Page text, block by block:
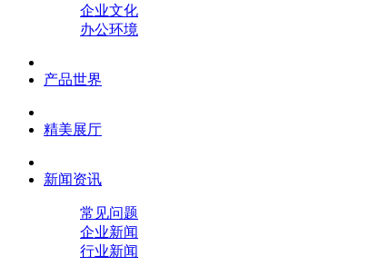
企业文化
办公环境
产品世界
精美展厅
新闻资讯
常见问题
企业新闻
行业新闻